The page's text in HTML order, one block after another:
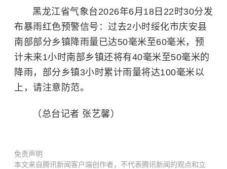
黑龙江省气象台2026年6月18日22时30分发
布暴雨红色预警信号：过去2小时绥化市庆安县
南部部分乡镇降雨量已达50毫米至60毫米，预
计未来1小时南部乡镇还将有40毫米至50毫米的
降雨，部分乡镇3小时累计雨量将达100毫米以
上，请注意防范。
（总台记者 张艺馨）
免责声明
本文来自腾讯新闻客户端创作者，不代表腾讯新闻的观点和立